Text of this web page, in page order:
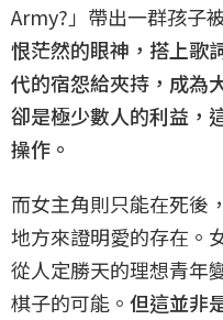
Army?」帶出一群孩子
恨茫然的眼神，搭上歌
代的宿怨給夾持，成為
卻是極少數人的利益，
操作。
而女主角則只能在死後
地方來證明愛的存在。
從人定勝天的理想青年
棋子的可能。 但這並非